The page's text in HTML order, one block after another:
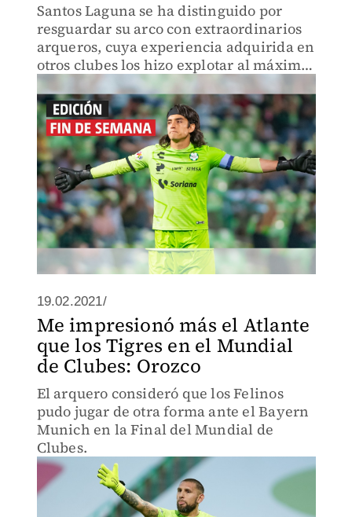
Santos Laguna se ha distinguido por
resguardar su arco con extraordinarios
arqueros, cuya experiencia adquirida en
otros clubes los hizo explotar al máximo
defendiendo esta camiseta.
19.02.2021/
Me impresionó más el Atlante
que los Tigres en el Mundial
de Clubes: Orozco
El arquero consideró que los Felinos
pudo jugar de otra forma ante el Bayern
Munich en la Final del Mundial de
Clubes.